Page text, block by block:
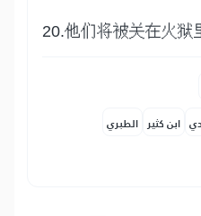
20.他们将被关在火狱
ابن كثير الطبري